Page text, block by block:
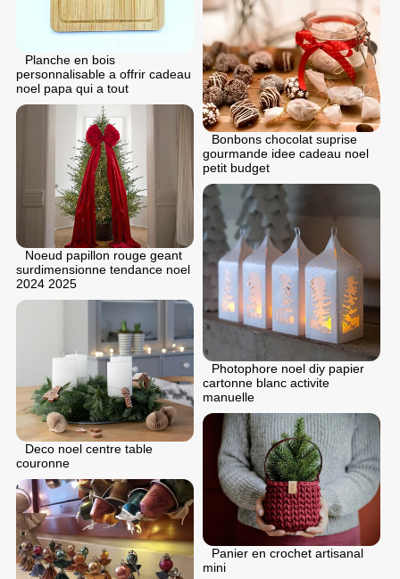
Planche en bois
personnalisable a offrir cadeau
noel papa qui a tout
Bonbons chocolat suprise
gourmande idee cadeau noel
petit budget
Noeud papillon rouge geant
surdimensionne tendance noel
2024 2025
Photophore noel diy papier
cartonne blanc activite
manuelle
Deco noel centre table
couronne
Panier en crochet artisanal
mini